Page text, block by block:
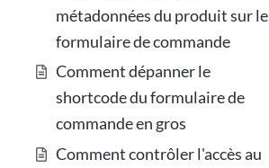
métadonnées du produit sur le
formulaire de commande
Comment dépanner le
shortcode du formulaire de
commande en gros
Comment contrôler l'accès au